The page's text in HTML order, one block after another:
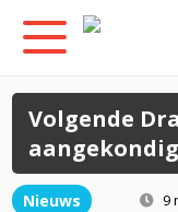
Volgende
Nieuws 9